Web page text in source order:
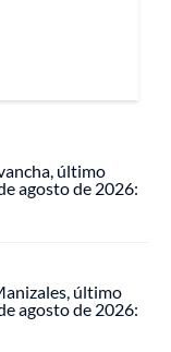
último
agosto de 2026:
último
agosto de 2026: